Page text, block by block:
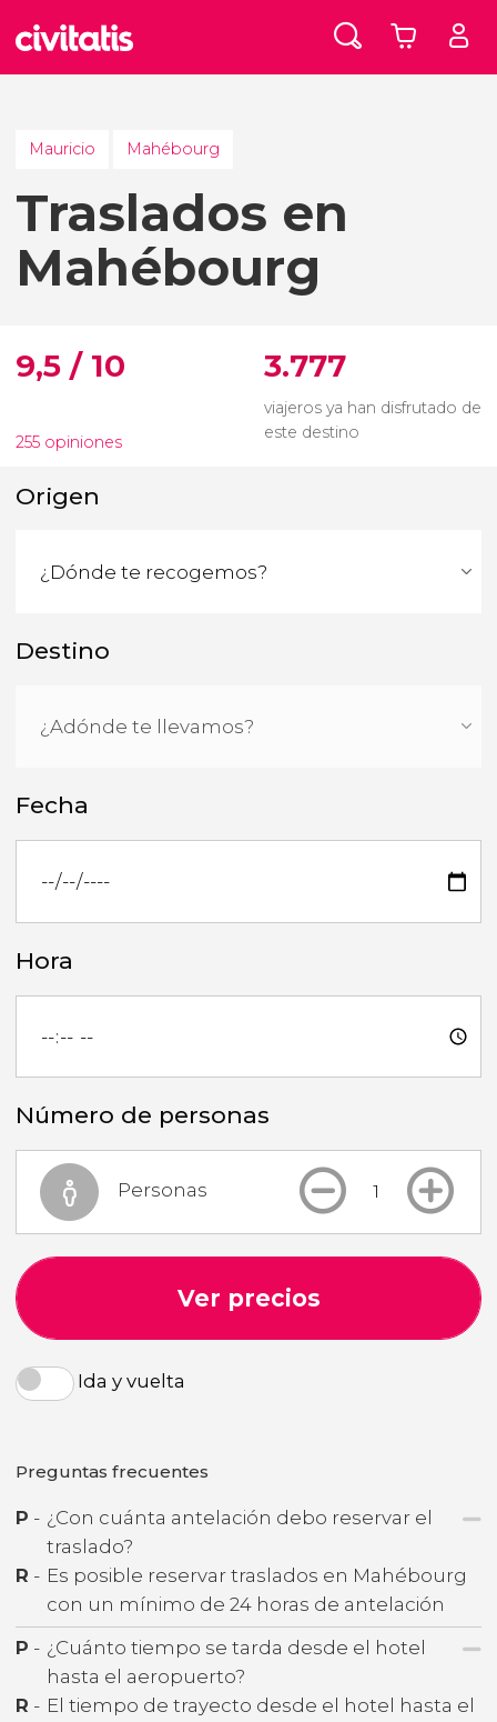
Mauricio Mahébourg
Traslados en
Mahébourg
9,5 / 10
255 opiniones
3.777
viajeros ya han disfrutado de
este destino
Origen
Destino
Fecha
Hora
Número de personas
Personas
Ver precios
Ida y vuelta
Preguntas frecuentes
P - ¿Con cuánta antelación debo reservar el
traslado?
R - Es posible reservar traslados en Mahébourg
con un mínimo de 24 horas de antelación
P - ¿Cuánto tiempo se tarda desde el hotel
hasta el aeropuerto?
R - El tiempo de trayecto desde el hotel hasta el